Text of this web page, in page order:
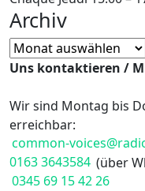
Archiv
Archiv
Uns kontaktieren /
Wir sind Montag bis
erreichbar:
common-
0163 3643584 (über
0345 69 15 42 26